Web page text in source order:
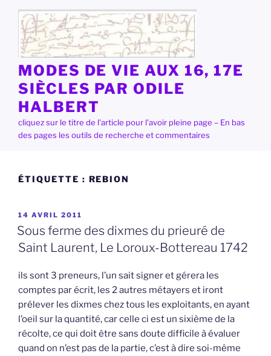
contenu
principal
MODES DE VIE AUX 16, 17E
SIÈCLES PAR ODILE
HALBERT
cliquez sur le titre de l'article pour l'avoir pleine page – En bas
des pages les outils de recherche et commentaires
ÉTIQUETTE : REBION
PUBLIÉ
LE
14 AVRIL 2011
Sous ferme des dixmes du prieuré de
Saint Laurent, Le Loroux-Bottereau 1742
ils sont 3 preneurs, l’un sait signer et gérera les
comptes par écrit, les 2 autres métayers et iront
prélever les dixmes chez tous les exploitants, en ayant
l’oeil sur la quantité, car celle ci est un sixième de la
récolte, ce qui doit être sans doute difficile à évaluer
quand on n’est pas de la partie, c’est à dire soi-même